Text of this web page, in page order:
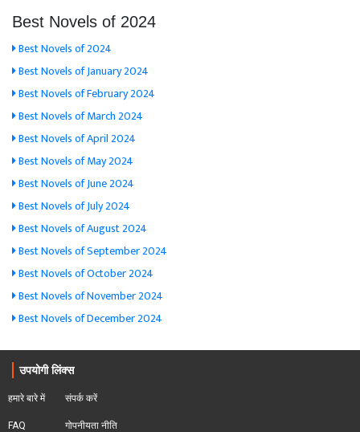
Best Novels of 2024
Best Novels of 2024
Best Novels of January 2024
Best Novels of February 2024
Best Novels of March 2024
Best Novels of April 2024
Best Novels of May 2024
Best Novels of June 2024
Best Novels of July 2024
Best Novels of August 2024
Best Novels of September 2024
Best Novels of October 2024
Best Novels of November 2024
Best Novels of December 2024
उपयोगी लिंक्स
हमारे बारे में
FAQ
संपर्क करें
गोपनीयता नीति